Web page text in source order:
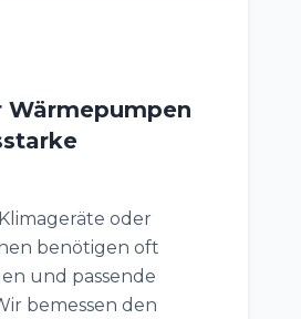
Wärmepumpen
oder
benötigen oft
und passende
bemessen den